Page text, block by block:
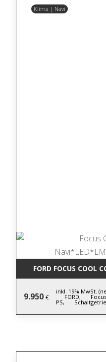
Klima | Navi
FORD FOCUS COOL
9.950 €
inkl. 19% MwSt.
FORD,
PS,